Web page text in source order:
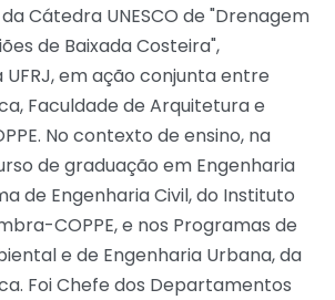
Cátedra UNESCO de "Drenagem
de Baixada Costeira",
em ação conjunta entre
Faculdade de Arquitetura e
No contexto de ensino, na
de graduação em Engenharia
de Engenharia Civil, do Instituto
COPPE, e nos Programas de
e de Engenharia Urbana, da
Foi Chefe dos Departamentos